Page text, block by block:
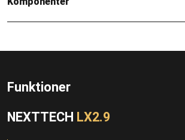
Funktioner
NEXTTECH LX2.9